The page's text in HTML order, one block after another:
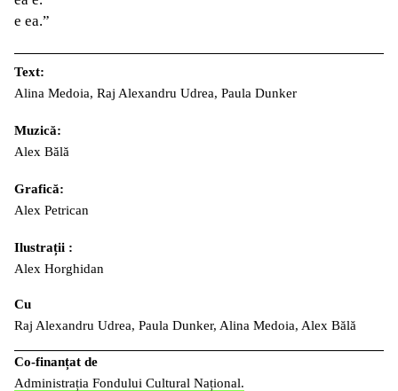
e ea.”
Text:
Alina Medoia, Raj Alexandru Udrea, Paula Dunker
Muzică:
Alex Bălă
Grafică:
Alex Petrican
Ilustrații :
Alex Horghidan
Cu
Raj Alexandru Udrea, Paula Dunker, Alina Medoia, Alex Bălă
Co-finanțat de
Administrația Fondului Cultural Național.